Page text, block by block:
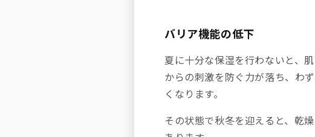
バリア機能の低下
夏に十分な保湿を行わないと、
からの刺激を防ぐ力が落ち、わ
くなります。
その状態で秋冬を迎えると、乾